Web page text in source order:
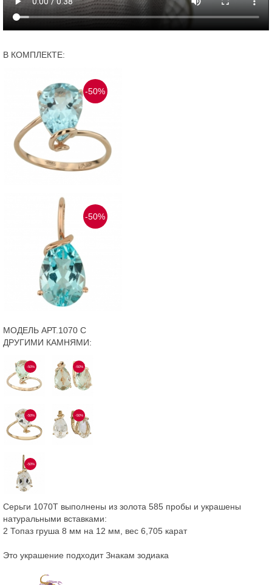
В КОМПЛЕКТЕ:
-50%
-50%
МОДЕЛЬ АРТ.1070 С
ДРУГИМИ КАМНЯМИ:
-50% -50%
-50% -50%
-50%
Серьги 1070Т выполнены из золота 585 пробы и украшены
натуральными вставками:
2 Топаз груша 8 мм на 12 мм, вес 6,705 карат
Это украшение подходит Знакам зодиака